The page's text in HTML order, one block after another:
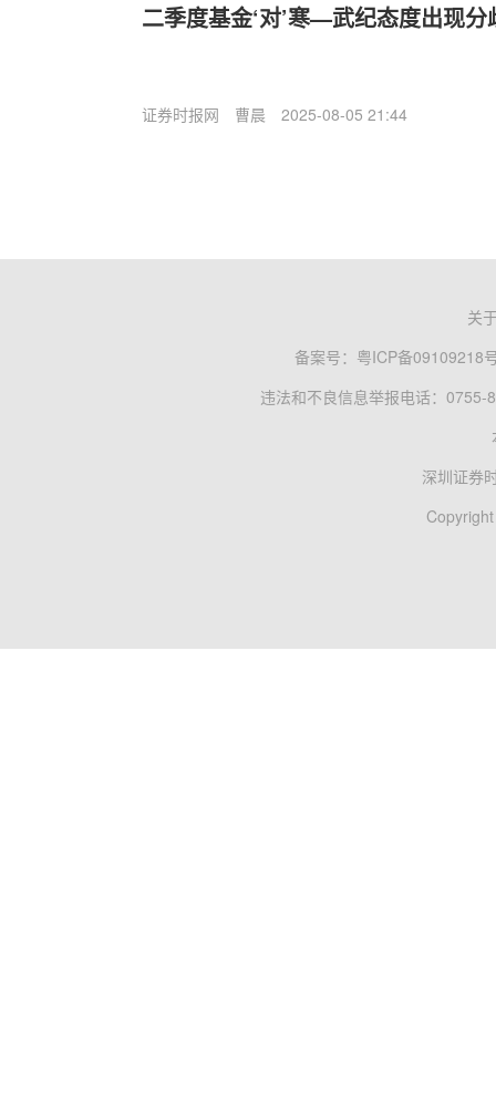
二季度基金‘对’寒—武纪态度出现分
证券时报网 曹晨 2025-08-05 21:44
关
备案号： 粤ICP备09109218
违法和不良信息举报电话：0755-
深圳证券